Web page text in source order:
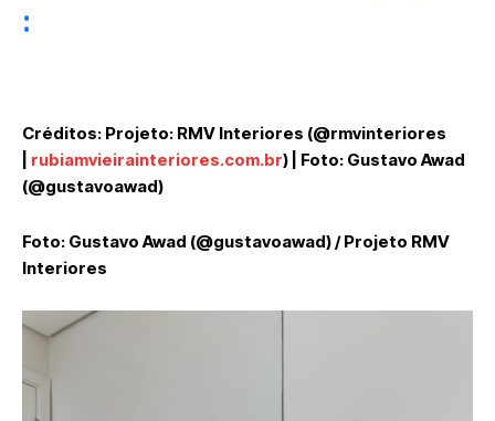
:
Créditos: Projeto: RMV Interiores (@rmvinteriores
rubiamvieirainteriores.com.br) | Foto: Gustavo Awad
(@gustavoawad)
Foto: Gustavo Awad (@gustavoawad) / Projeto RMV
Interiores